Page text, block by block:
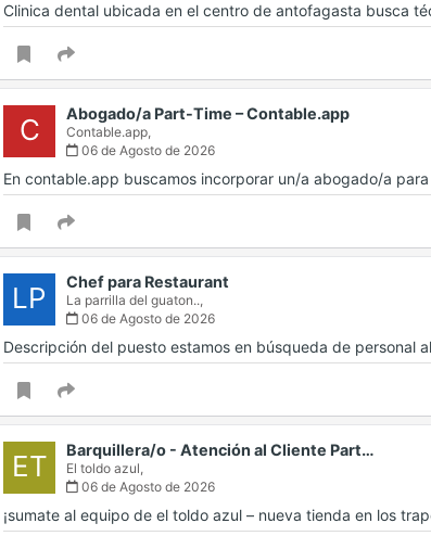
Clinica dental ubicada en el centro de antofagasta busca
C Abogado/a Part-Time – Contable.app
Contable.app,
06 de Agosto de 2026
En contable.app buscamos incorporar un/a abogado/a
LP Chef para Restaurant
La parrilla del guaton..,
06 de Agosto de 2026
Descripción del puesto estamos en búsqueda de personal
ET Barquillera/o - Atención al Cliente Part…
El toldo azul,
06 de Agosto de 2026
¡sumate al equipo de el toldo azul – nueva tienda en los